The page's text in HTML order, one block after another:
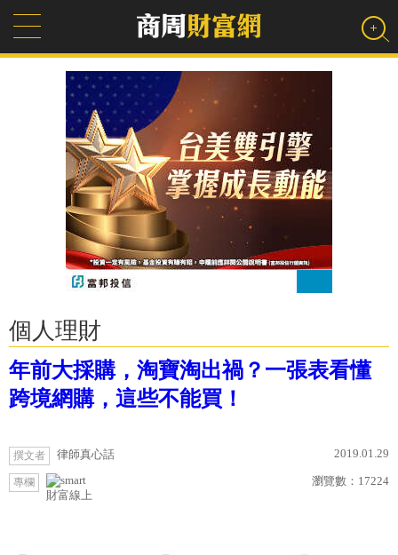
個人理財
年前大採購，淘寶淘出禍？一張表看懂
跨境網購，這些不能買！
撰文者 律師真心話 2019.01.29
專欄
財富線上
瀏覽數： 17224